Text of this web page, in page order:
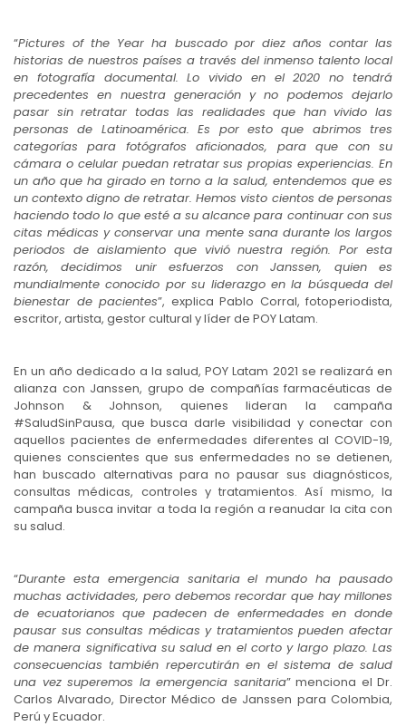
“Pictures of the Year ha buscado por diez años contar las
historias de nuestros países a través del inmenso talento local
en fotografía documental. Lo vivido en el 2020 no tendrá
precedentes en nuestra generación y no podemos dejarlo
pasar sin retratar todas las realidades que han vivido las
personas de Latinoamérica. Es por esto que abrimos tres
categorías para fotógrafos aficionados, para que con su
cámara o celular puedan retratar sus propias experiencias. En
un año que ha girado en torno a la salud, entendemos que es
un contexto digno de retratar. Hemos visto cientos de personas
haciendo todo lo que esté a su alcance para continuar con sus
citas médicas y conservar una mente sana durante los largos
periodos de aislamiento que vivió nuestra región. Por esta
razón, decidimos unir esfuerzos con Janssen, quien es
mundialmente conocido por su liderazgo en la búsqueda del
bienestar de pacientes”, explica Pablo Corral, fotoperiodista,
escritor, artista, gestor cultural y líder de POY Latam.
En un año dedicado a la salud, POY Latam 2021 se realizará en
alianza con Janssen, grupo de compañías farmacéuticas de
Johnson & Johnson, quienes lideran la campaña
#SaludSinPausa, que busca darle visibilidad y conectar con
aquellos pacientes de enfermedades diferentes al COVID-19,
quienes conscientes que sus enfermedades no se detienen,
han buscado alternativas para no pausar sus diagnósticos,
consultas médicas, controles y tratamientos. Así mismo, la
campaña busca invitar a toda la región a reanudar la cita con
su salud.
“Durante esta emergencia sanitaria el mundo ha pausado
muchas actividades, pero debemos recordar que hay millones
de ecuatorianos que padecen de enfermedades en donde
pausar sus consultas médicas y tratamientos pueden afectar
de manera significativa su salud en el corto y largo plazo. Las
consecuencias también repercutirán en el sistema de salud
una vez superemos la emergencia sanitaria” menciona el Dr.
Carlos Alvarado, Director Médico de Janssen para Colombia,
Perú y Ecuador.